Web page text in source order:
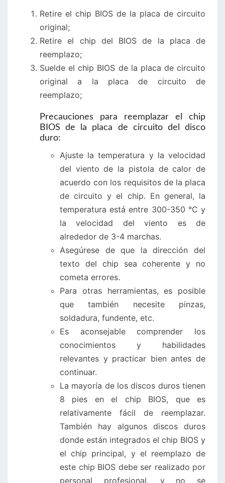
Retire el chip BIOS de la placa de circuito
original;
Retire el chip del BIOS de la placa de
reemplazo;
Suelde el chip BIOS de la placa de circuito
original a la placa de circuito de
reemplazo;
Precauciones para reemplazar el chip
BIOS de la placa de circuito del disco
duro:
Ajuste la temperatura y la velocidad
del viento de la pistola de calor de
acuerdo con los requisitos de la placa
de circuito y el chip. En general, la
temperatura está entre 300-350 °C y
la velocidad del viento es de
alrededor de 3-4 marchas.
Asegúrese de que la dirección del
texto del chip sea coherente y no
cometa errores.
Para otras herramientas, es posible
que también necesite pinzas,
soldadura, fundente, etc.
Es aconsejable comprender los
conocimientos y habilidades
relevantes y practicar bien antes de
continuar.
La mayoría de los discos duros tienen
8 pies en el chip BIOS, que es
relativamente fácil de reemplazar.
También hay algunos discos duros
donde están integrados el chip BIOS y
el chip principal, y el reemplazo de
este chip BIOS debe ser realizado por
personal profesional, y no se